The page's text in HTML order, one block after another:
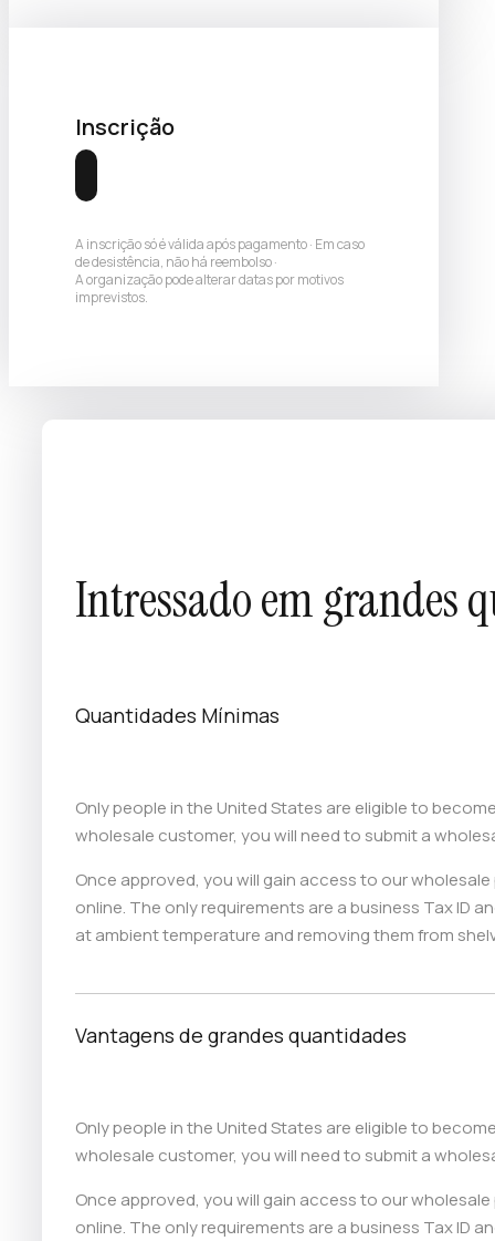
Inscrição
A inscrição só é válida após pagamento · Em caso
de desistência, não há reembolso ·
A organização pode alterar datas por motivos
imprevistos.
Intressado em grandes
Quantidades Mínimas
Only people in the United States are eligible to
wholesale customer, you will need to submit a
Once approved, you will gain access to our
online. The only requirements are a business Tax ID
at ambient temperature and removing them from
Vantagens de grandes quantidades
Only people in the United States are eligible to
wholesale customer, you will need to submit a
Once approved, you will gain access to our
online. The only requirements are a business Tax ID